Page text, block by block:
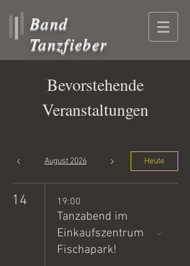
Band
Tanzfieber
Bevorstehende
Veranstaltungen
August 2026 Heute
14 19:00
Tanzabend im
Einkaufszentrum
Fischapark!